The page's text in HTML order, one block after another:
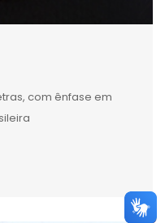
com ênfase em